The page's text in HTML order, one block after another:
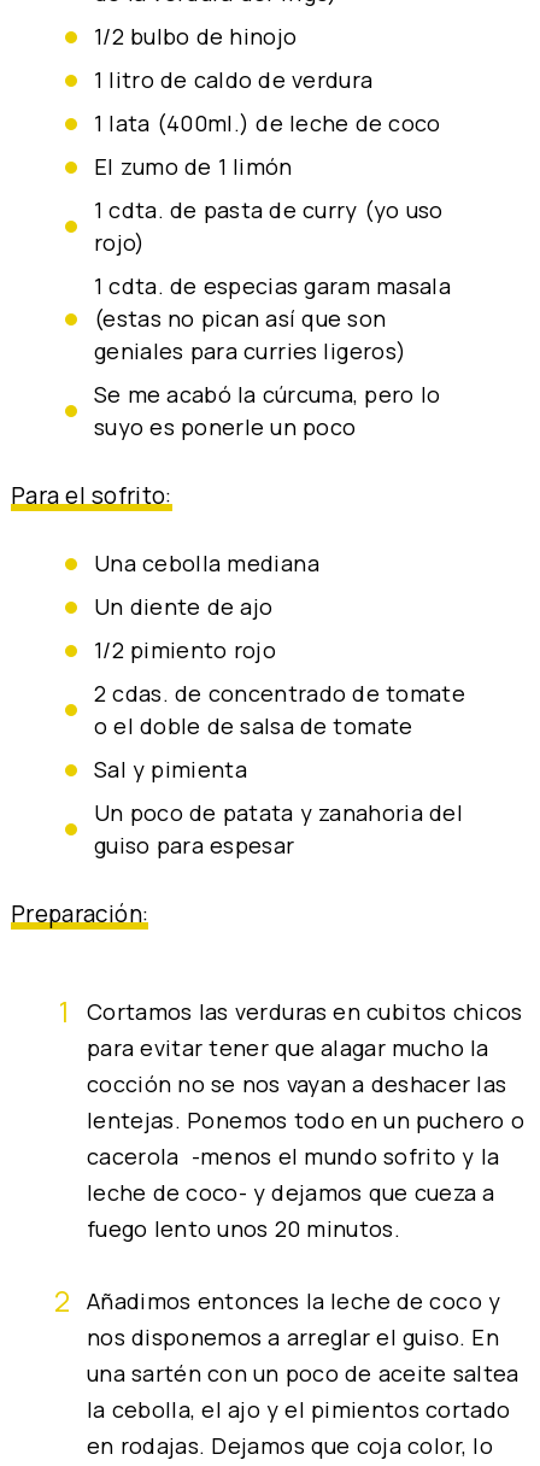
1/2 bulbo de hinojo
1 litro de caldo de verdura
1 lata (400ml.) de leche de coco
el zumo de 1 limón
1 cdta. de pasta de curry (yo uso
rojo)
1 cdta. de especias garam masala
(estas no pican así que son
geniales para curries ligeros)
Se me acabó la cúrcuma, pero lo
suyo es ponerle un poco
Para el sofrito:
una cebolla mediana
un diente de ajo
1/2 pimiento rojo
2 cdas. de concentrado de tomate
o el doble de salsa de tomate
sal y pimienta
un poco de patata y zanahoria del
guiso para espesar
Preparación:
Cortamos las verduras en cubitos chicos
para evitar tener que alagar mucho la
cocción no se nos vayan a deshacer las
lentejas. Ponemos todo en un puchero o
cacerola -menos el mundo sofrito y la
leche de coco- y dejamos que cueza a
fuego lento unos 20 minutos.
Añadimos entonces la leche de coco y
nos disponemos a arreglar el guiso. En
una sartén con un poco de aceite saltea
la cebolla, el ajo y el pimientos cortado
en rodajas. Dejamos que coja color, lo